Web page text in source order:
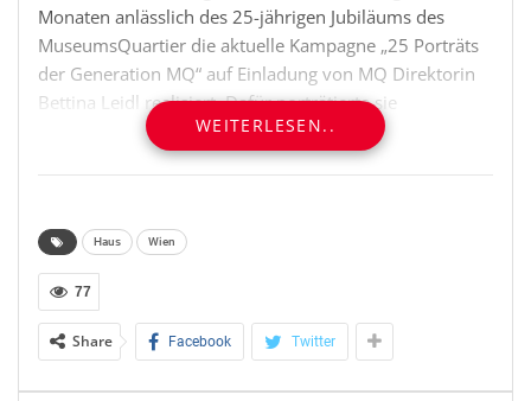
Monaten anlässlich des 25-jährigen Jubiläums des
MuseumsQuartier die aktuelle Kampagne „25 Porträts
der Generation MQ“ auf Einladung von MQ Direktorin
Bettina Leidl realisiert. Dafür porträtierte sie
Wegbegleiter:innen, Künstler:innen und
Persönlichkeiten, die mit dem MuseumsQuartier auf
Die entstandene Serie „Generation MQ” ist ein
eindrucksvolles Vermächtnis ihres unverwechselbaren
fotografischen Blicks. Umso berührender ist, dass Elfie
Semotan dabei selbst vor die Kamera trat.
„Mit Elfie Semotan verbindet mich eine langjährige und
WEITERLESEN..
Haus Wien
77
Share Facebook Twitter